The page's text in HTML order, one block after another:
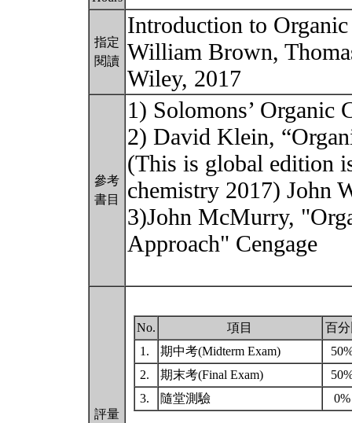
指定
閱讀
Introduction to
William Brown,
Wiley, 2017
參考
書目
1) Solomons’ Organic
2) David Klein,
(This is global edition
chemistry 2017) John
3)John McMurry,
Approach" Cengage
評量
No. 項目
百
1.
期中考(Midterm Exam)
2.
期末考(Final Exam)
3.
隨堂測驗